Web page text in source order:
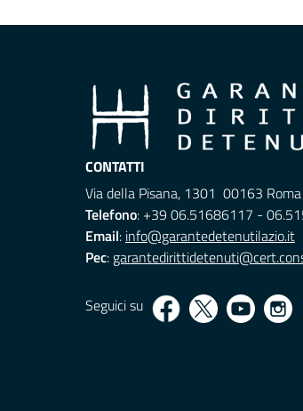
CONTATTI
Via della Pisana, 1301 00163 Roma
Telefono: +39 06.51686117 -
Email: info@garantedetenutilazio.it
Pec:
Seguici su